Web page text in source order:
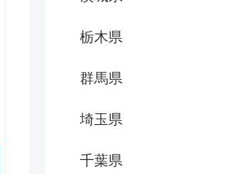
栃木県
群馬県
埼玉県
千葉県